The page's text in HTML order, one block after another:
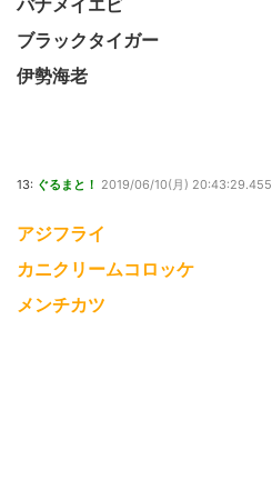
ブラックタイガー
伊勢海老
13: ぐるまと！ 2019/06/10(月) 20:43:29.455
アジフライ
カニクリームコロッケ
メンチカツ